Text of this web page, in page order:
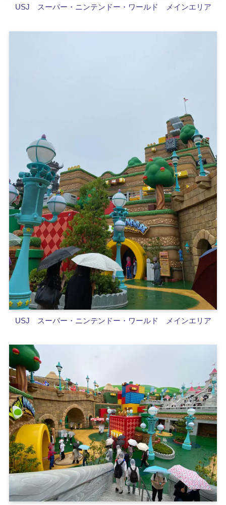
USJ スーパー・ニンテンドー・ワールド メインエリア
USJ スーパー・ニンテンドー・ワールド メインエリア